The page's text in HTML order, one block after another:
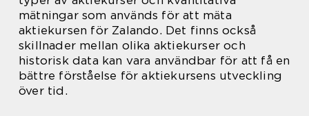
mätningar som används för att mäta
aktiekursen för Zalando. Det finns också
skillnader mellan olika aktiekurser och
historisk data kan vara användbar för att få en
bättre förståelse för aktiekursens utveckling
över tid.